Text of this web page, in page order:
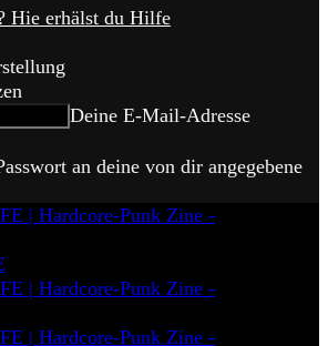
Hie erhälst du Hilfe
Deine E-Mail-Adresse
an deine von dir angegebene